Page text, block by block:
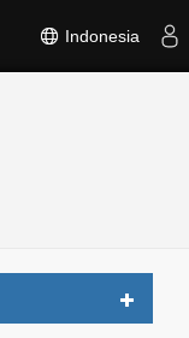
Indonesia
Toggle